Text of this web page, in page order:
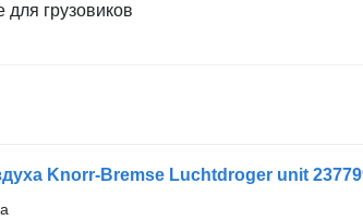
грузовиков
Knorr-Bremse Luchtdroger unit